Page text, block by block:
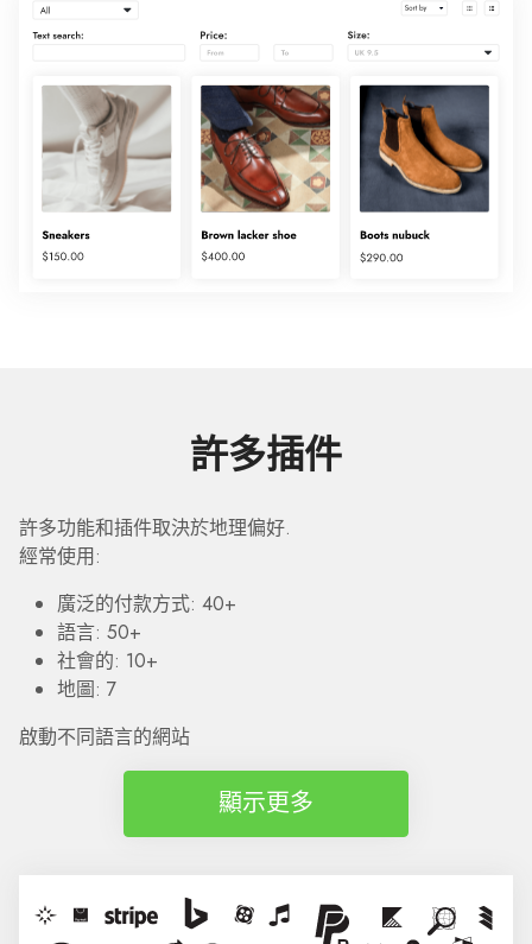
許多插件
許多功能和插件取決於地理偏好.
經常使用:
廣泛的付款方式: 40+
語言: 50+
社會的: 10+
地圖: 7
啟動不同語言的網站
顯示更多